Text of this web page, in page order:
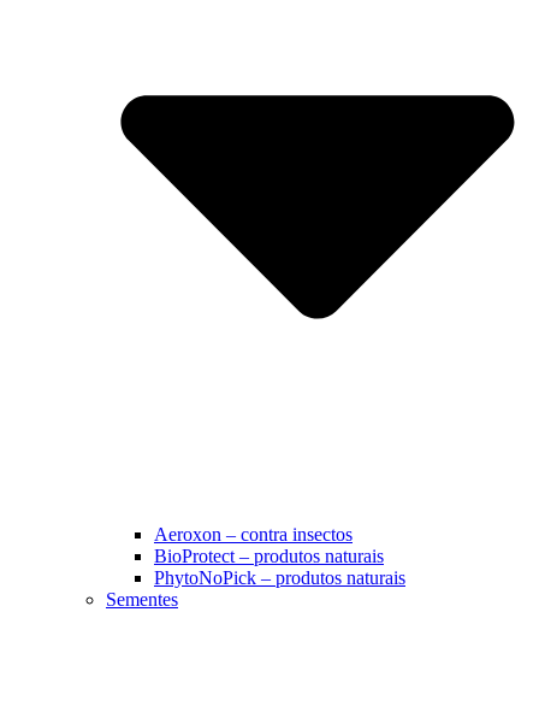
Aeroxon – contra insectos
BioProtect – produtos naturais
PhytoNoPick – produtos naturais
Sementes